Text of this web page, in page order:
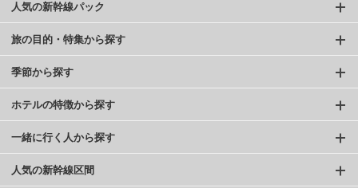
人気の新幹線パック
旅の目的・特集から探す
季節から探す
ホテルの特徴から探す
一緒に行く人から探す
人気の新幹線区間